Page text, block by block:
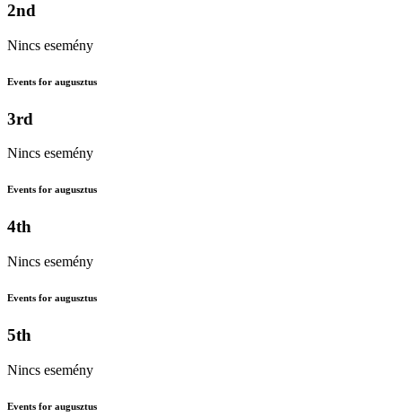
2nd
Nincs esemény
Events for augusztus
3rd
Nincs esemény
Events for augusztus
4th
Nincs esemény
Events for augusztus
5th
Nincs esemény
Events for augusztus